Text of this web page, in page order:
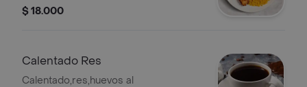
maíz y opción de chocolate o café.
$ 18.000
Calentado Res
Calentado,res,huevos al